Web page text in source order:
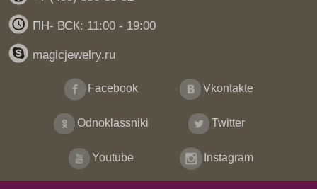
ПН- ВСК: 11:00 - 19:00
magicjewelry.ru
Facebook Vkontakte
Odnoklassniki Twitter
Youtube Instagram